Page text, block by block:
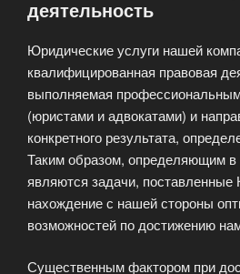
деятельность
Юридические услуги нашей
квалифицированная правовая
выполняемая
(юристами и адвокатами) и
конкретного результата,
Таким образом, определяющим в
являются задачи, поставленные
нахождение с нашей стороны
возможностей по достижению
Существенным фактором при